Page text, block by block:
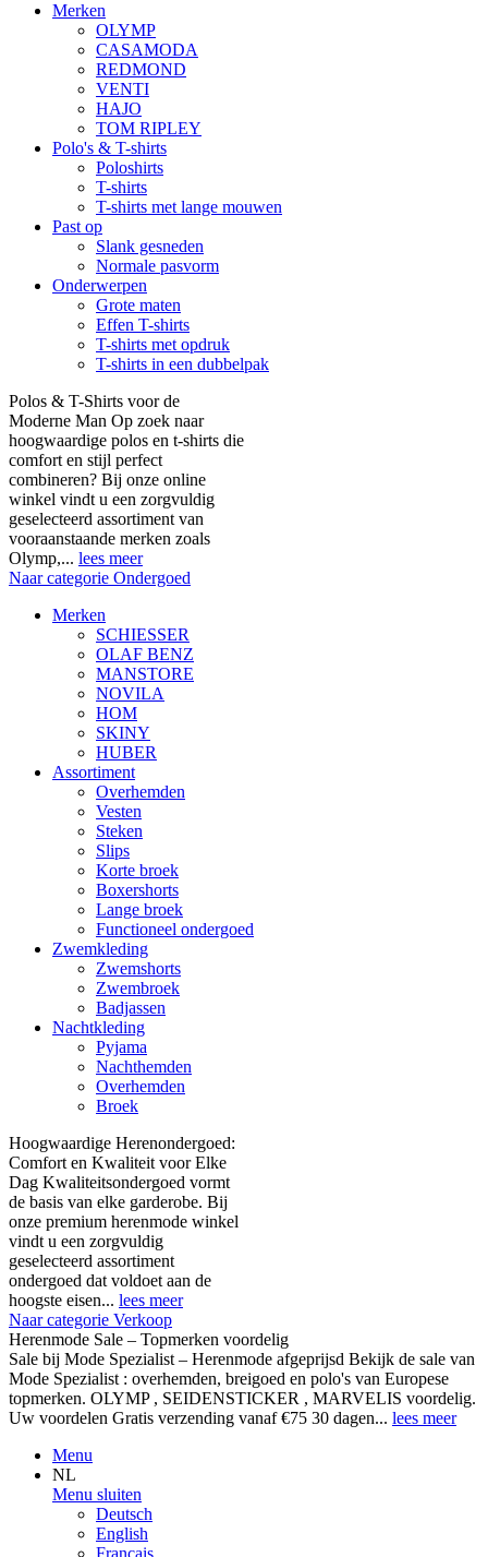
Merken
OLYMP
CASAMODA
REDMOND
VENTI
HAJO
TOM RIPLEY
Polo's & T-shirts
Poloshirts
T-shirts
T-shirts met lange mouwen
Past op
Slank gesneden
Normale pasvorm
Onderwerpen
Grote maten
Effen T-shirts
T-shirts met opdruk
T-shirts in een dubbelpak
Polos & T-Shirts voor de
Moderne Man Op zoek naar
hoogwaardige polos en t-shirts die
comfort en stijl perfect
combineren? Bij onze online
winkel vindt u een zorgvuldig
geselecteerd assortiment van
vooraanstaande merken zoals
Olymp,... lees meer
Naar categorie Ondergoed
Merken
SCHIESSER
OLAF BENZ
MANSTORE
NOVILA
HOM
SKINY
HUBER
Assortiment
Overhemden
Vesten
Steken
Slips
Korte broek
Boxershorts
Lange broek
Functioneel ondergoed
Zwemkleding
Zwemshorts
Zwembroek
Badjassen
Nachtkleding
Pyjama
Nachthemden
Overhemden
Broek
Hoogwaardige Herenondergoed:
Comfort en Kwaliteit voor Elke
Dag Kwaliteitsondergoed vormt
de basis van elke garderobe. Bij
onze premium herenmode winkel
vindt u een zorgvuldig
geselecteerd assortiment
ondergoed dat voldoet aan de
hoogste eisen... lees meer
Naar categorie Verkoop
Herenmode Sale – Topmerken voordelig
Sale bij Mode Spezialist – Herenmode afgeprijsd Bekijk de sale van
Mode Spezialist : overhemden, breigoed en polo's van Europese
topmerken. OLYMP , SEIDENSTICKER , MARVELIS voordelig.
Uw voordelen Gratis verzending vanaf €75 30 dagen... lees meer
Menu
NL
Menu sluiten
Deutsch
English
Français